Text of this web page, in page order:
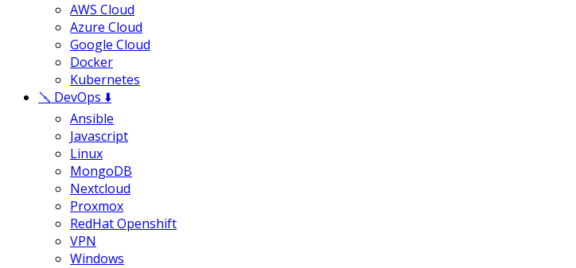
AWS Cloud
Azure Cloud
Google Cloud
Docker
Kubernetes
🪛 DevOps ⬇️
Ansible
Javascript
Linux
MongoDB
Nextcloud
Proxmox
RedHat Openshift
VPN
Windows